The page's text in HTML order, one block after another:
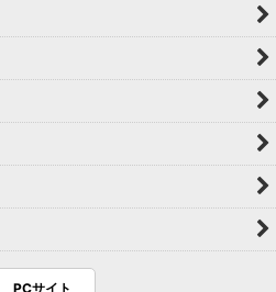
PCサイト